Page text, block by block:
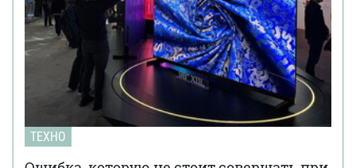
ТЕХНО